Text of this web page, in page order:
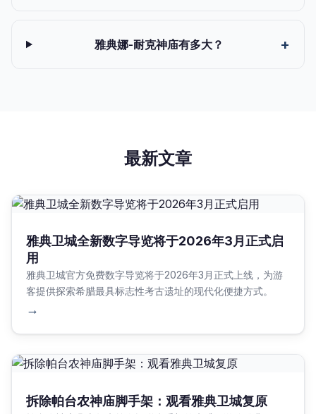
雅典娜-耐克神庙有多大？
最新文章
雅典卫城全新数字导览将于2026年3月正式启
用
雅典卫城官方免费数字导览将于2026年3月正式上线，为游
客提供探索希腊最具标志性考古遗址的现代化便捷方式。
→
拆除帕台农神庙脚手架：观看雅典卫城复原